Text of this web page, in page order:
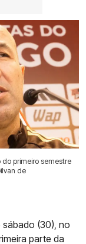
primeiro semestre
de
sábado (30), no
parte da